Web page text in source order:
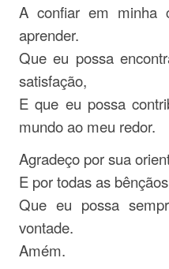
A confiar em minha
aprender.
Que eu possa
satisfação,
E que eu possa
mundo ao meu redor.
Agradeço por sua
E por todas as
Que eu possa
vontade.
Amém.